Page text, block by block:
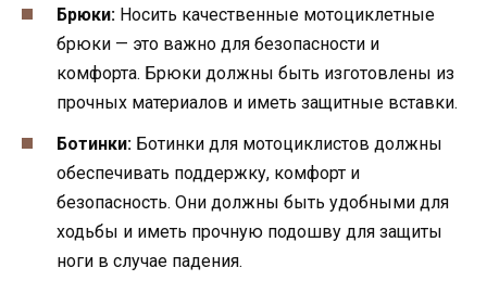
Брюки: Носить качественные мотоциклетные
брюки — это важно для безопасности и
комфорта. Брюки должны быть изготовлены из
прочных материалов и иметь защитные вставки.
Ботинки: Ботинки для мотоциклистов должны
обеспечивать поддержку, комфорт и
безопасность. Они должны быть удобными для
ходьбы и иметь прочную подошву для защиты
ноги в случае падения.